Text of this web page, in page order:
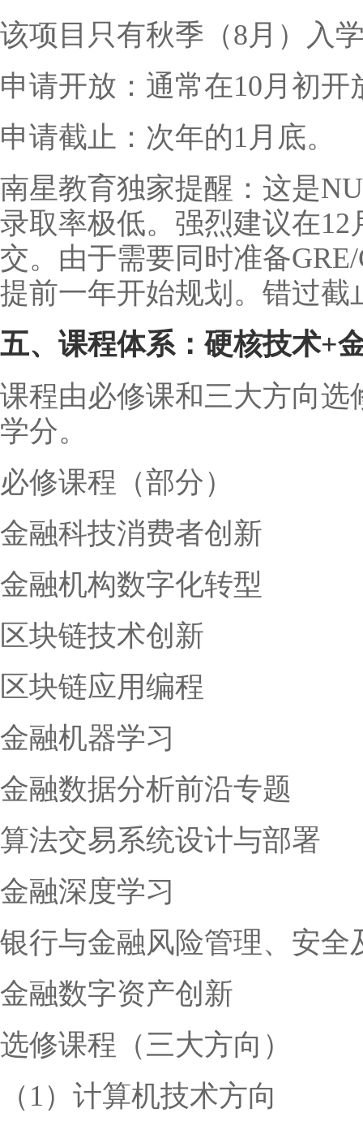
该项目只有秋季（8月）入
申请开放：通常在10月初开
申请截止：次年的1月底。
南星教育独家提醒：这是
录取率极低。强烈建议在
交。由于需要同时准备
提前一年开始规划。错过
五、课程体系：硬核技术+
课程由必修课和三大方向
学分。
必修课程（部分）
金融科技消费者创新
金融机构数字化转型
区块链技术创新
区块链应用编程
金融机器学习
金融数据分析前沿专题
算法交易系统设计与部署
金融深度学习
银行与金融风险管理、安全
金融数字资产创新
选修课程（三大方向）
（1）计算机技术方向